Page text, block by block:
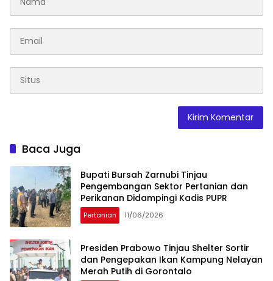
Baca Juga
Bupati Bursah Zarnubi Tinjau
Pengembangan Sektor Pertanian dan
Perikanan Didampingi Kadis PUPR
Pertanian 11/06/2026
Presiden Prabowo Tinjau Shelter Sortir
dan Pengepakan Ikan Kampung Nelayan
Merah Putih di Gorontalo